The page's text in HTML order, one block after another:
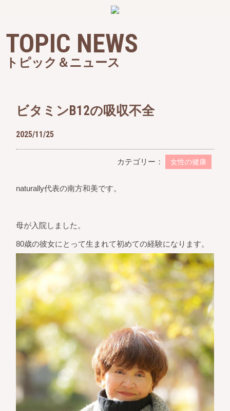
TOPIC NEWS
トピック＆ニュース
ビタミンB12の吸収不全
2025/11/25
カテゴリー： 女性の健康
naturally代表の南方和美です。
母が入院しました。
80歳の彼女にとって生まれて初めての経験になります。